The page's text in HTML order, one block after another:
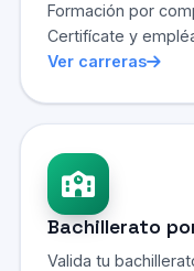
Formación por
Certifícate y
Ver carreras
Bachillerato
Valida tu